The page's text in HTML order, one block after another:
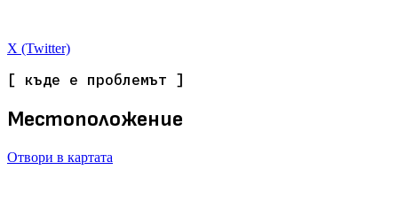
X (Twitter)
[ къде е проблемът ]
Местоположение
Отвори в картата